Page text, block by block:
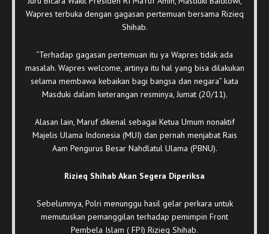
Wapres terbuka dengan gagasan pertemuan bersama Rizieq
Shihab.
“Terhadap gagasan pertemuan itu ya Wapres tidak ada
masalah. Wapres welcome, artinya itu hal yang bisa dilakukan
selama membawa kebaikan bagi bangsa dan negara” kata
Masduki dalam keterangan resminya, Jumat (20/11).
Alasan lain, Maruf dikenal sebagai Ketua Umum nonaktif
Majelis Ulama Indonesia (MUI) dan pernah menjabat Rais
Aam Pengurus Besar Nahdlatul Ulama (PBNU).
Rizieq Shihab Akan Segera Diperiksa
Sebelumnya, Polri menunggu hasil gelar perkara untuk
memutuskan pemanggilan terhadap pemimpin Front
Pembela Islam ( FPI) Rizieq Shihab.